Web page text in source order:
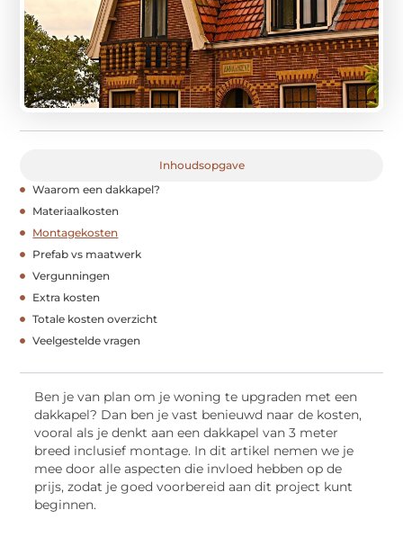
Inhoudsopgave
Waarom een dakkapel?
Materiaalkosten
Montagekosten
Prefab vs maatwerk
Vergunningen
Extra kosten
Totale kosten overzicht
Veelgestelde vragen
Ben je van plan om je woning te upgraden met een
dakkapel? Dan ben je vast benieuwd naar de kosten,
vooral als je denkt aan een dakkapel van 3 meter
breed inclusief montage. In dit artikel nemen we je
mee door alle aspecten die invloed hebben op de
prijs, zodat je goed voorbereid aan dit project kunt
beginnen.